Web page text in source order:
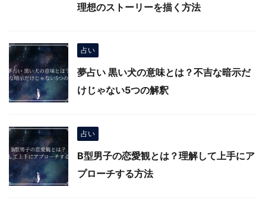
理想のストーリーを描く方法
占い
夢占い 黒い犬の意味とは？不吉な暗示だ
けじゃない5つの解釈
占い
B型男子の恋愛観とは？理解して上手にア
プローチする方法